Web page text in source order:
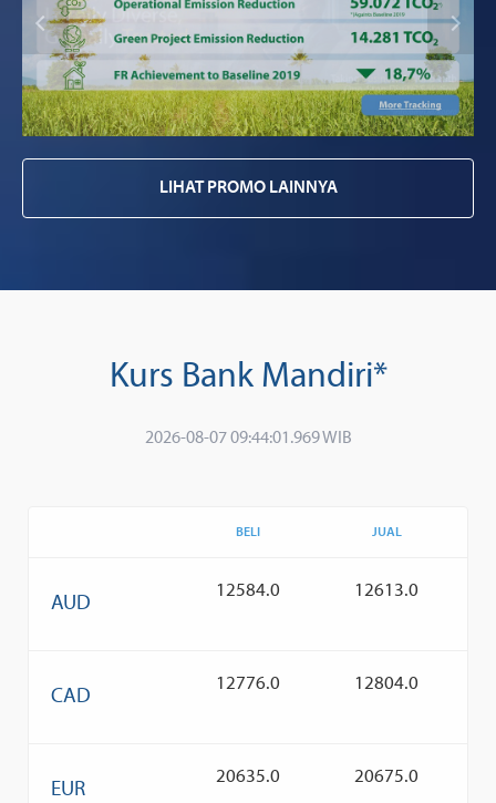
LIHAT PROMO LAINNYA
Kurs Bank Mandiri*
2026-08-07 09:44:01.969 WIB
BELI JUAL
AUD
12584.0 12613.0
CAD
12776.0 12804.0
EUR
20635.0 20675.0